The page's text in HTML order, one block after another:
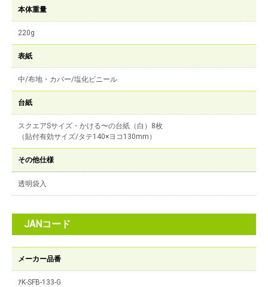
本体重量
220g
表紙
中/布地・カバー/塩化ビニール
台紙
スクエアSサイズ・かける〜の台紙（白）8枚
（貼付有効サイズ/タテ140×ヨコ130mm）
その他仕様
透明袋入
JANコード
メーカー品番
ｱK-SFB-133-G